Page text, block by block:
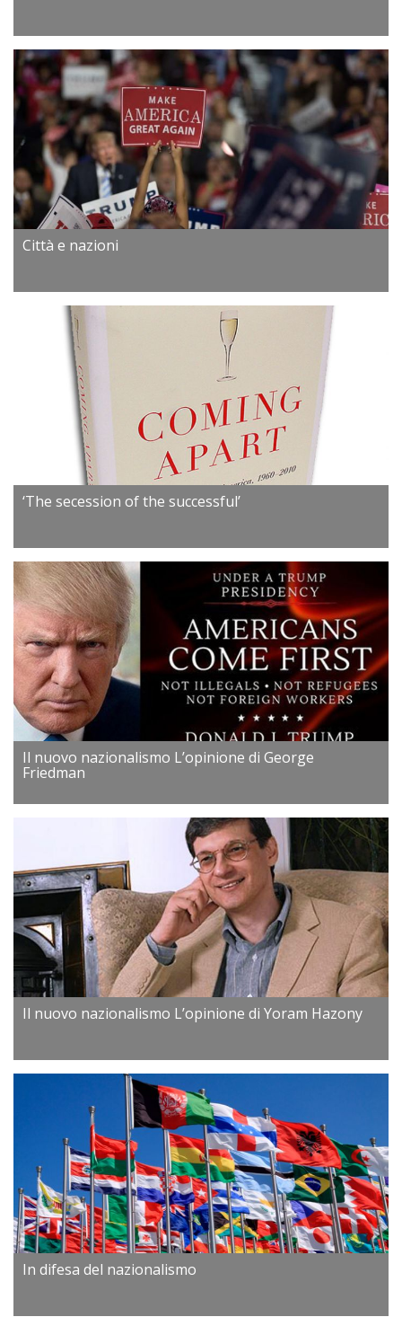
Città e nazioni
‘The secession of the successful’
Il nuovo nazionalismo L’opinione di George
Friedman
Il nuovo nazionalismo L’opinione di Yoram Hazony
In difesa del nazionalismo